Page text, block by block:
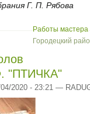
Г. П. Рябова
Работы мастера
Городецкий
"ПТИЧКА"
2020 - 23:21 —